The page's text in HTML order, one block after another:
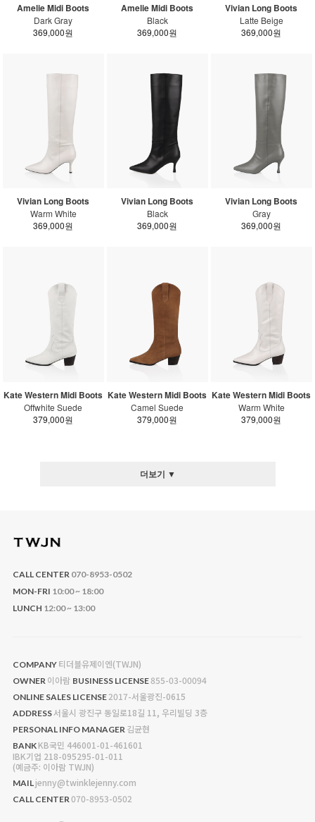
Amelie Midi Boots
Dark Gray
369,000원
Amelie Midi Boots
Black
369,000원
Vivian Long Boots
Latte Beige
369,000원
Vivian Long Boots
Warm White
369,000원
Vivian Long Boots
Black
369,000원
Vivian Long Boots
Gray
369,000원
Kate Western Midi Boots
Offwhite Suede
379,000원
Kate Western Midi Boots
Camel Suede
379,000원
Kate Western Midi Boots
Warm White
379,000원
더보기 ▼
CALL CENTER 070-8953-0502
MON-FRI 10:00 ~ 18:00
LUNCH 12:00 ~ 13:00
COMPANY 티더블유제이엔(TWJN)
OWNER 이아람 BUSINESS LICENSE855-03-00094
ONLINE SALES LICENSE 2017-서울광진-0615
ADDRESS서울시 광진구 동일로18길 11, 우리빌딩 3층
PERSONAL INFO MANAGER 김균현
BANK KB국민 446001-01-461601
IBK기업 218-095295-01-011
(예금주: 이아람 TWJN)
MAIL jenny@twinklejenny.com
CALL CENTER 070-8953-0502